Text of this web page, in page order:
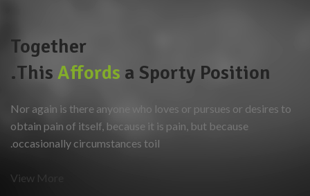
Together
ThisAffords a Sporty Position.
Nor again is there anyone who loves or pursues or desires to
obtain pain of itself, because it is pain, but because
occasionally circumstances toil.
View More